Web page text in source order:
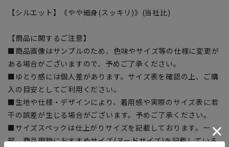
【シルエット】《やや細身(スッキリ)》(当社比)
【商品に関するご注意】
■商品画像はサンプルのため、色味やサイズ等の仕様に変更が
ある場合がございますので、予めご了承ください。
■ゆとり感には個人差があります。サイズ表を確認の上、ご購
入の目安としてご利用ください。
■生地や仕様・デザインにより、着用感や実際のサイズ表に若
干の誤差が生じる場合がございます。予めご了承ください。
■サイズスペックは仕上がりサイズを記載しております。一
部、商品現物におすすめサイズ(ヌードサイズ)を記載している